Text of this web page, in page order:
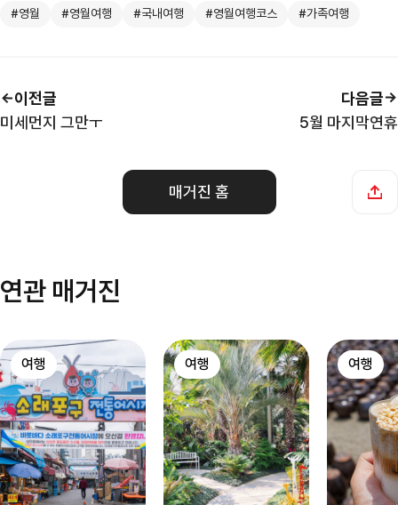
#영월 #영월여행 #국내여행 #영월여행코스 #가족여행
이전글
미세먼지 그만ㅜ
5월 마지막연휴
다음글
매거진 홈
연관 매거진
여행 여행 여행